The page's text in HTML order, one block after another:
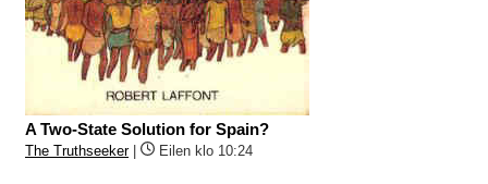
A Two-State Solution for Spain?
The Truthseeker| Eilen klo 10:24